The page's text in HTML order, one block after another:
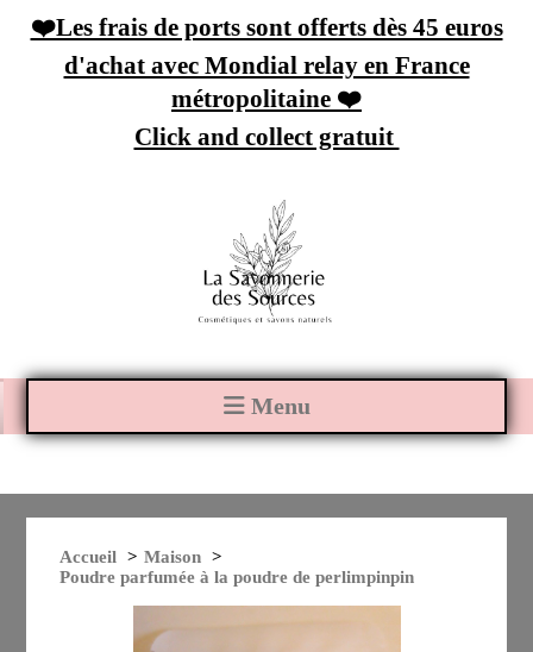
❤️Les frais de ports sont offerts dès 45 euros
d'achat avec Mondial relay en France
métropolitaine ❤️
Click and collect gratuit
Menu
Accueil
Maison
Poudre parfumée à la poudre de perlimpinpin